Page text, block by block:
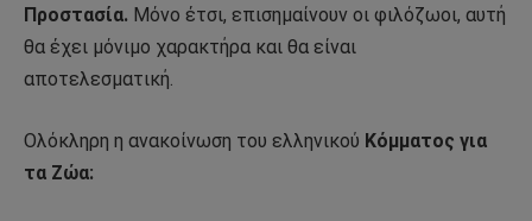
Προστασία. Μόνο έτσι, επισημαίνουν οι φιλόζωοι, αυτή
θα έχει μόνιμο χαρακτήρα και θα είναι
αποτελεσματική.
Ολόκληρη η ανακοίνωση του ελληνικού Κόμματος για
τα Ζώα: